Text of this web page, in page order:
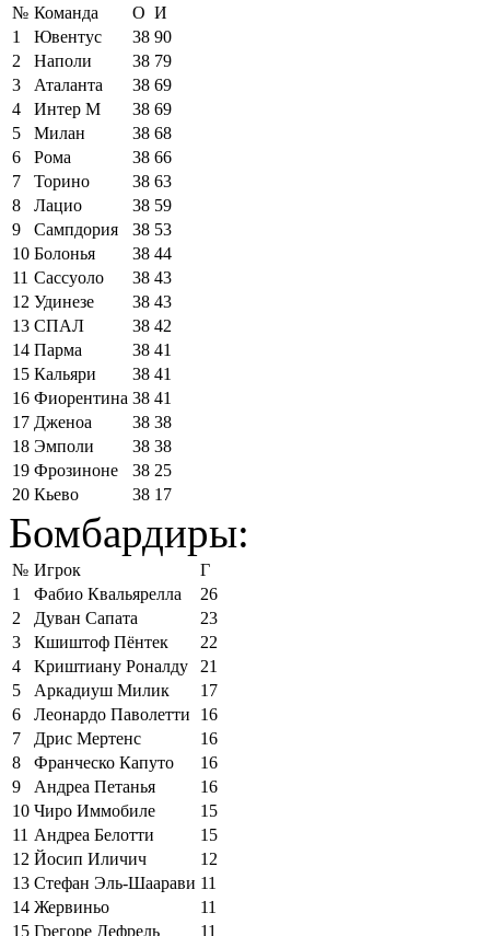
№ Команда О И
1
Ювентус 38 90
2
Наполи 38 79
3
Аталанта 38 69
4
Интер М 38 69
5
Милан 38 68
6
Рома 38 66
7
Торино 38 63
8
Лацио 38 59
9
Сампдория 38 53
10 Болонья 38 44
11 Сассуоло 38 43
12 Удинезе 38 43
13 СПАЛ 38 42
14 Парма 38 41
15 Кальяри 38 41
16 Фиорентина 38 41
17 Дженоа 38 38
18 Эмполи 38 38
19 Фрозиноне 38 25
20 Кьево 38 17
Бомбардиры:
№ Игрок
Г
1
Фабио Квальярелла
26
2
Дуван Сапата
23
3
Кшиштоф Пёнтек
22
4
Криштиану Роналду
21
5
Аркадиуш Милик
17
6
Леонардо Паволетти
16
7
Дрис Мертенс
16
8
Франческо Капуто
16
9
Андреа Петанья
16
10 Чиро Иммобиле
15
11 Андреа Белотти
15
12 Йосип Иличич
12
13 Стефан Эль-Шаарави 11
14 Жервиньо
11
15 Грегоре Дефрель 11